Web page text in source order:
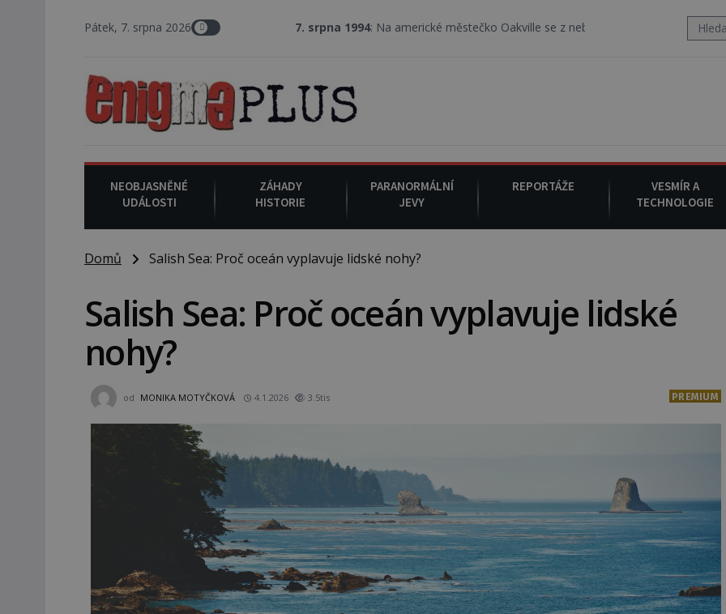
Pátek, 7. srpna 2026 7. srpna 1994 : Na americké městečko Oakville se z nebe snáší podivná rosolovitá látka
NEOBJASNĚNÉ
UDÁLOSTI
ZÁHADY
HISTORIE
PARANORMÁLNÍ
JEVY
REPORTÁŽE
VESMÍR A
TECHNOLOGIE
Domů Salish Sea: Proč oceán vyplavuje lidské nohy?
Salish Sea: Proč oceán vyplavuje lidské
nohy?
od MONIKA MOTYČKOVÁ 4.1.2026 3.5tis PREMIUM